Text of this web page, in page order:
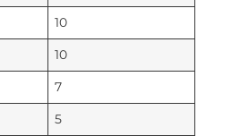
10
10
7
5